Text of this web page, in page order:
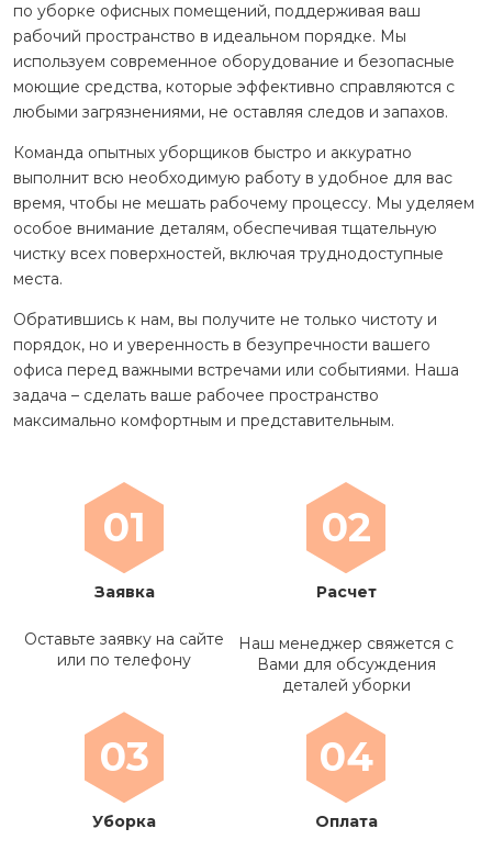
по уборке офисных помещений, поддерживая ваш
рабочий пространство в идеальном порядке. Мы
используем современное оборудование и безопасные
моющие средства, которые эффективно справляются с
любыми загрязнениями, не оставляя следов и запахов.
Команда опытных уборщиков быстро и аккуратно
выполнит всю необходимую работу в удобное для вас
время, чтобы не мешать рабочему процессу. Мы уделяем
особое внимание деталям, обеспечивая тщательную
чистку всех поверхностей, включая труднодоступные
места.
Обратившись к нам, вы получите не только чистоту и
порядок, но и уверенность в безупречности вашего
офиса перед важными встречами или событиями. Наша
задача – сделать ваше рабочее пространство
максимально комфортным и представительным.
01
Заявка
Оставьте заявку на сайте
или по телефону
02
Расчет
Наш менеджер свяжется с
Вами для обсуждения
деталей уборки
03
Уборка
04
Оплата